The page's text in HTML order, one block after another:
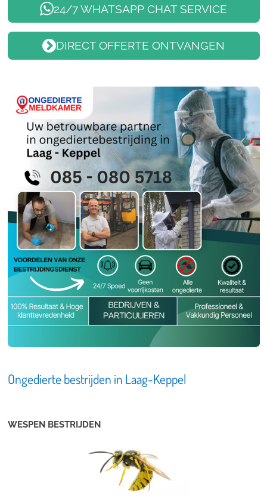
24/7 WHATSAPP CHAT SERVICE
DIRECT OFFERTE ONTVANGEN
Ongedierte bestrijden in Laag-Keppel
WESPEN BESTRIJDEN